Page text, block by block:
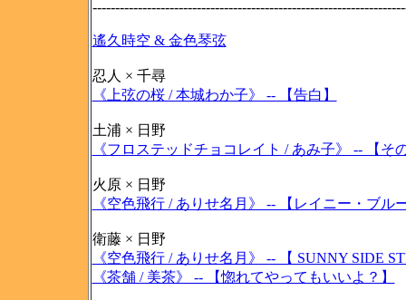
遙久時空 & 金色琴弦
忍人 × 千尋
《上弦の桜 / 本城わか子》 -- 【告白】
土浦 × 日野
《フロステッドチョコレイト / あみ子》 -- 【そ
火原 × 日野
《空色飛行 / ありせ名月》 -- 【レイニー・ブル
衛藤 × 日野
《空色飛行 / ありせ名月》 -- 【 SUNNY SIDE
《茶舗 / 美茶》 -- 【惚れてやってもいいよ？】